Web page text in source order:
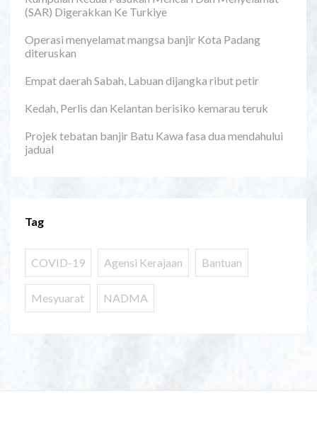
(SAR) Digerakkan Ke Turkiye
Operasi menyelamat mangsa banjir Kota Padang
diteruskan
Empat daerah Sabah, Labuan dijangka ribut petir
Kedah, Perlis dan Kelantan berisiko kemarau teruk
Projek tebatan banjir Batu Kawa fasa dua mendahului
jadual
Tag
COVID-19 Agensi Kerajaan Bantuan
Mesyuarat NADMA